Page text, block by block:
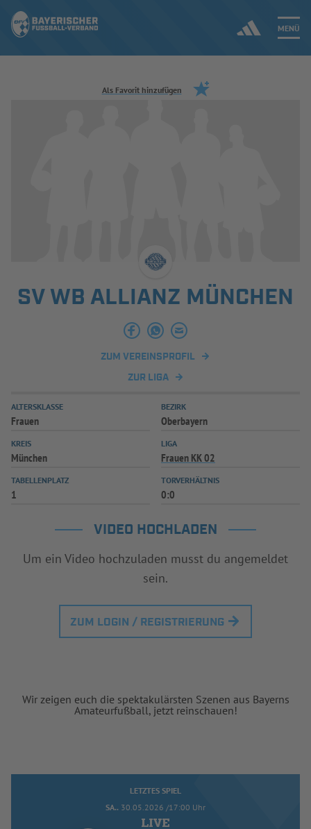
MENÜ
Jetzt einloggen
INFOTHEK SPIELPLUS
Als Favorit hinzufügen
SV WB ALLIANZ MÜNCHEN
ZUM VEREINSPROFIL
ZUR LIGA
ALTERSKLASSE
Frauen
BEZIRK
Oberbayern
KREIS
München
LIGA
Frauen KK 02
TABELLENPLATZ
1
TORVERHÄLTNIS
0:0
VIDEO HOCHLADEN
Um ein Video hochzuladen musst du angemeldet
sein.
ZUM LOGIN / REGISTRIERUNG
Wir zeigen euch die spektakulärsten Szenen aus Bayerns
Amateurfußball, jetzt reinschauen!
LETZTES SPIEL
SA.. 30.05.2026 /17:00 Uhr